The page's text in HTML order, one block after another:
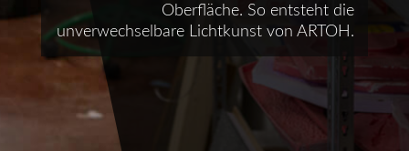
Oberfläche. So entsteht die
unverwechselbare Lichtkunst von ARTOH.